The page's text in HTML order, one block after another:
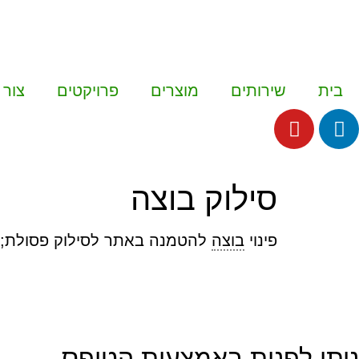
בית שירותים מוצרים פרויקטים
סילוק בוצה
פינוי בוצה להטמנה באתר לסילוק פסולת;